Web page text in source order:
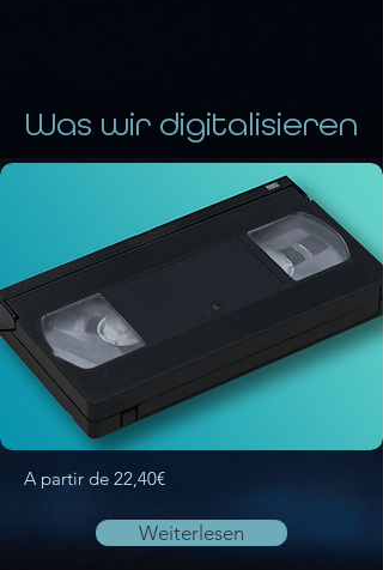
Was wir digitalisieren
A partir de 22,40€
Weiterlesen